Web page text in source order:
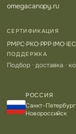
omegacanopy.ru
СЕРТИФИКАЦИЯ
РМРС·РКО·РРР·IMO·
ПОДДЕРЖКА
Подбор · доставка ·
РОССИЯ
Санкт-Петербург
Новороссийск